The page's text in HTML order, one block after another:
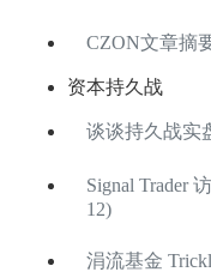
CZON文章摘
资本持久战
谈谈持久战实
Signal Trader
12)
涓流基金